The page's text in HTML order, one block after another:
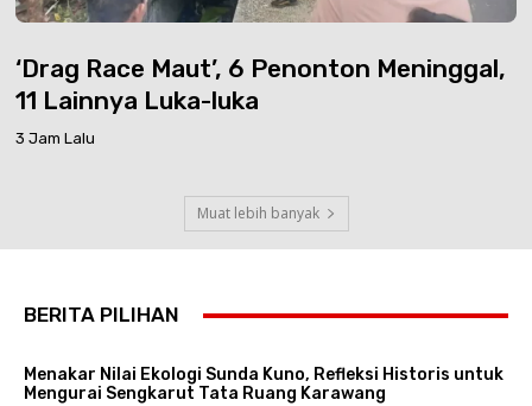
‘Drag Race Maut’, 6 Penonton Meninggal,
11 Lainnya Luka-luka
3 Jam Lalu
Muat lebih banyak
BERITA PILIHAN
Menakar Nilai Ekologi Sunda Kuno, Refleksi Historis untuk
Mengurai Sengkarut Tata Ruang Karawang